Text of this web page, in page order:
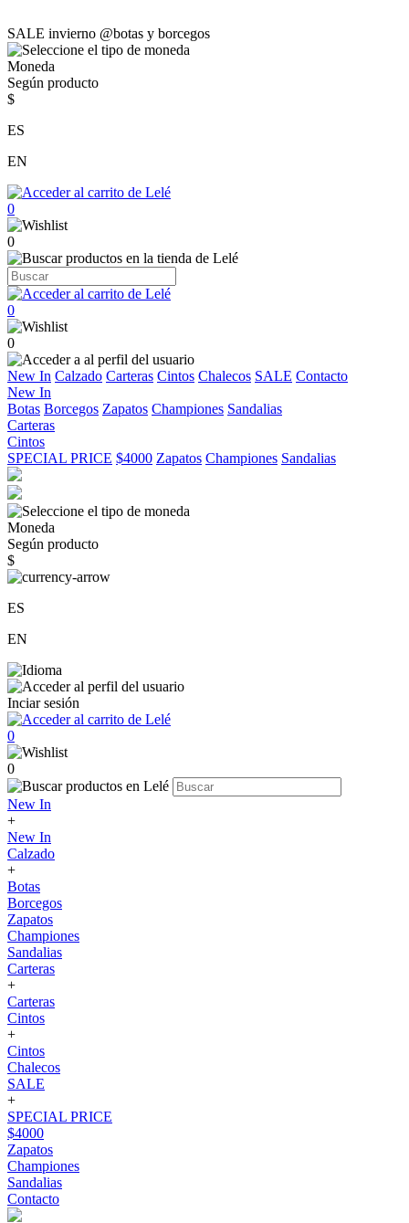
SALE invierno @botas y borcegos
Moneda
Según producto
$
ES
EN
0
0
0
0
New In Calzado Carteras Cintos Chalecos SALE Contacto
New In
Botas Borcegos Zapatos Championes Sandalias
Carteras
Cintos
SPECIAL PRICE $4000 Zapatos Championes Sandalias
Moneda
Según producto
$
ES
EN
Inciar sesión
0
0
New In
+
New In
Calzado
+
Botas
Borcegos
Zapatos
Championes
Sandalias
Carteras
+
Carteras
Cintos
+
Cintos
Chalecos
SALE
+
SPECIAL PRICE
$4000
Zapatos
Championes
Sandalias
Contacto